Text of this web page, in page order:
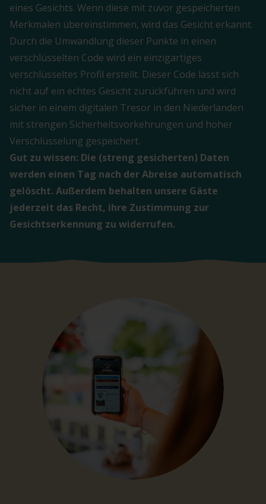
eines Gesichts. Wenn diese mit zuvor gespeicherten
Merkmalen übereinstimmen, wird das Gesicht erkannt.
Durch die Umwandlung dieser Punkte in einen
verschlüsselten Code wird ein einzigartiges
verschlüsseltes Profil erstellt. Dieser Code lässt sich
nicht auf ein echtes Gesicht zurückführen und wird
sicher in einem digitalen Tresor in den Niederlanden
mit strengen Sicherheitsvorkehrungen und hoher
Verschlüsselung gespeichert.
Gut zu wissen: Die (streng gesicherten) Daten
werden einen Tag nach der Abreise automatisch
gelöscht. Außerdem behalten unsere Gäste
jederzeit das Recht, ihre Zustimmung zur
Gesichtserkennung zu widerrufen.